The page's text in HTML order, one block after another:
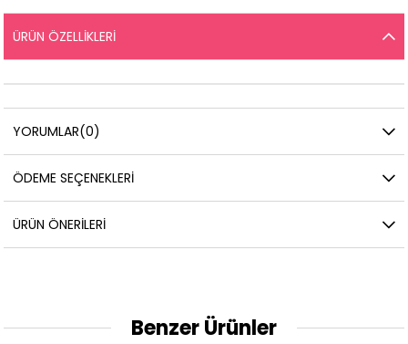
ÜRÜN ÖZELLIKLERI
YORUMLAR(0)
ÖDEME SEÇENEKLERI
ÜRÜN ÖNERILERI
Benzer Ürünler